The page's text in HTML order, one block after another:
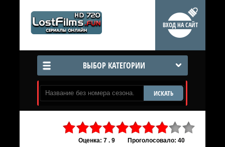
ВХОД НА САЙТ
ВЫБОР КАТЕГОРИИ
ИСКАТЬ
Оценка: 7 . 9 Проголосовало: 40